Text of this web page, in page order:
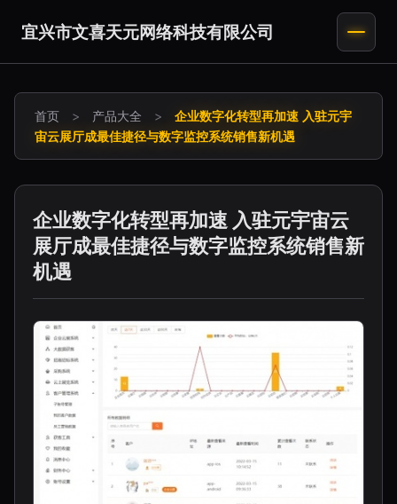
宜兴市文喜天元网络科技有限公司
首页 > 产品大全 >
企业数字化转型再加速 入驻元宇
宙云展厅成最佳捷径与数字监控系统销售新机遇
企业数字化转型再加速 入驻元宇宙云
展厅成最佳捷径与数字监控系统销售新
机遇